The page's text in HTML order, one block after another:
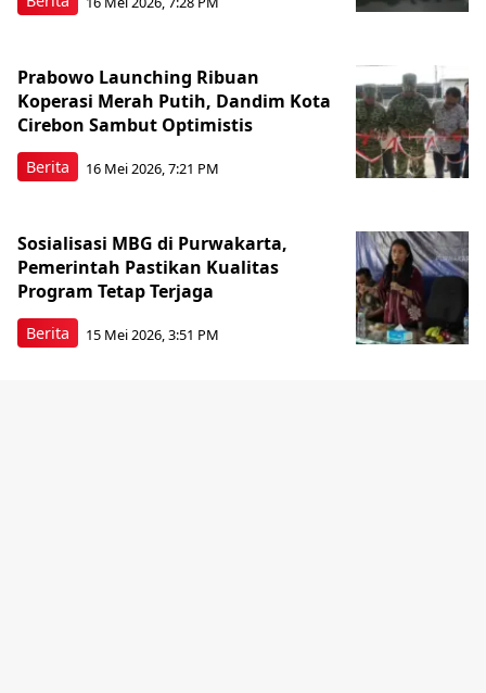
Berita
Prabowo Launching Ribuan
Koperasi Merah Putih, Dandim Kota
Cirebon Sambut Optimistis
16 Mei 2026, 7:21 PM
Berita
Sosialisasi MBG di Purwakarta,
Pemerintah Pastikan Kualitas
Program Tetap Terjaga
15 Mei 2026, 3:51 PM